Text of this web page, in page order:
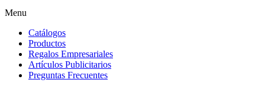
Menu
Catálogos
Productos
Regalos Empresariales
Artículos Publicitarios
Preguntas Frecuentes